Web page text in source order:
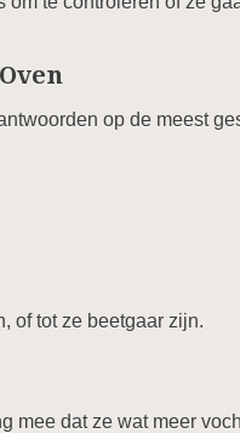
op de meest
of tot ze beetgaar zijn.
mee dat ze wat meer